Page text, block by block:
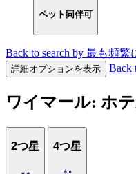
ペット同伴可
Back to search by 最も頻
詳細オプションを表示 Back
ワイマール: ホ
2つ星 4つ星